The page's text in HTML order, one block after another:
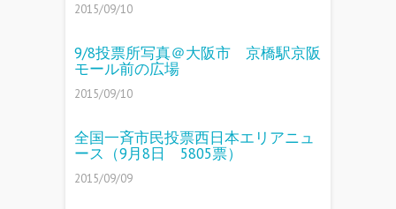
2015/09/10
9/8投票所写真＠大阪市 京橋駅京阪
モール前の広場
2015/09/10
全国一斉市民投票西日本エリアニュ
ース（9月8日 5805票）
2015/09/09